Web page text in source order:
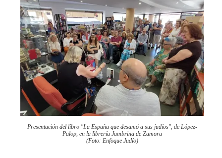
Presentación del libro "La España que desamó a sus judíos", de López-
Palop, en la librería Jambrina de Zamora
(Foto: Enfoque Judío)